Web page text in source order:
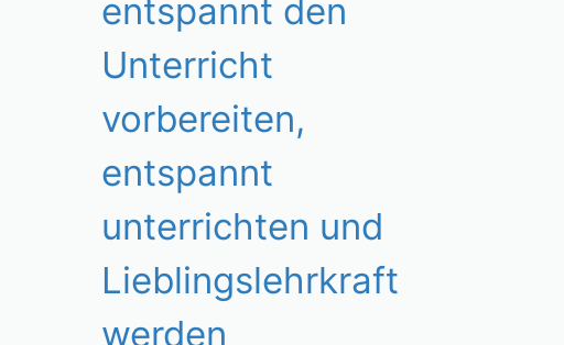
entspannt den
Unterricht
vorbereiten,
entspannt
unterrichten und
Lieblingslehrkraft
werden